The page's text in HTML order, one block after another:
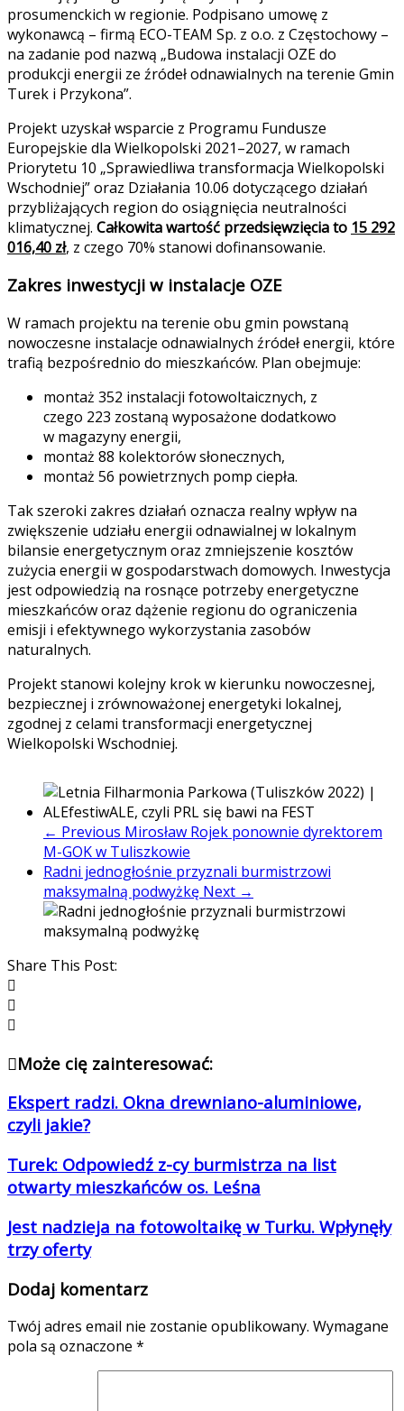
prosumenckich w regionie. Podpisano umowę z
wykonawcą – firmą ECO-TEAM Sp. z o.o. z Częstochowy –
na zadanie pod nazwą „Budowa instalacji OZE do
produkcji energii ze źródeł odnawialnych na terenie Gmin
Turek i Przykona”.
Projekt uzyskał wsparcie z Programu Fundusze
Europejskie dla Wielkopolski 2021–2027, w ramach
Priorytetu 10 „Sprawiedliwa transformacja Wielkopolski
Wschodniej” oraz Działania 10.06 dotyczącego działań
przybliżających region do osiągnięcia neutralności
klimatycznej. Całkowita wartość przedsięwzięcia to 15 292
016,40 zł, z czego 70% stanowi dofinansowanie.
Zakres inwestycji w instalacje OZE
W ramach projektu na terenie obu gmin powstaną
nowoczesne instalacje odnawialnych źródeł energii, które
trafią bezpośrednio do mieszkańców. Plan obejmuje:
montaż 352 instalacji fotowoltaicznych, z
czego 223 zostaną wyposażone dodatkowo
w magazyny energii,
montaż 88 kolektorów słonecznych,
montaż 56 powietrznych pomp ciepła.
Tak szeroki zakres działań oznacza realny wpływ na
zwiększenie udziału energii odnawialnej w lokalnym
bilansie energetycznym oraz zmniejszenie kosztów
zużycia energii w gospodarstwach domowych. Inwestycja
jest odpowiedzią na rosnące potrzeby energetyczne
mieszkańców oraz dążenie regionu do ograniczenia
emisji i efektywnego wykorzystania zasobów
naturalnych.
Projekt stanowi kolejny krok w kierunku nowoczesnej,
bezpiecznej i zrównoważonej energetyki lokalnej,
zgodnej z celami transformacji energetycznej
Wielkopolski Wschodniej.
← Previous Mirosław Rojek ponownie dyrektorem
M-GOK w Tuliszkowie
Radni jednogłośnie przyznali burmistrzowi
maksymalną podwyżkę Next →
Share This Post:
Może cię zainteresować:
Ekspert radzi. Okna drewniano-aluminiowe,
czyli jakie?
Turek: Odpowiedź z-cy burmistrza na list
otwarty mieszkańców os. Leśna
Jest nadzieja na fotowoltaikę w Turku. Wpłynęły
trzy oferty
Dodaj komentarz
Twój adres email nie zostanie opublikowany. Wymagane
pola są oznaczone *